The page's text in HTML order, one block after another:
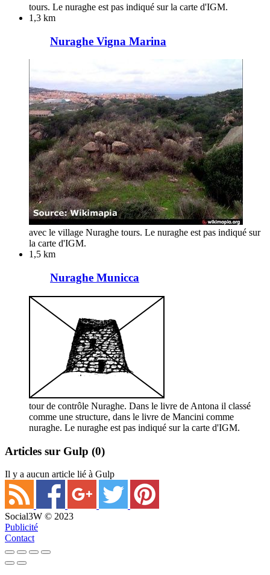
tours. Le nuraghe est pas indiqué sur la carte d'IGM.
1,3 km
Nuraghe Vigna Marina
avec le village Nuraghe tours. Le nuraghe est pas indiqué sur
la carte d'IGM.
1,5 km
Nuraghe Municca
tour de contrôle Nuraghe. Dans le livre de Antona il classé
comme une structure, dans le livre de Mancini comme
nuraghe. Le nuraghe est pas indiqué sur la carte d'IGM.
Articles sur Gulp (0)
Il y a aucun article lié à Gulp
Social3W © 2023
Publicité
Contact